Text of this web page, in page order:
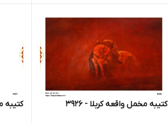
کتیبه مخمل واقعه کربلا - 3926 کتیبه